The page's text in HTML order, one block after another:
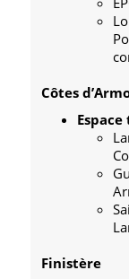
Côtes
Finistère